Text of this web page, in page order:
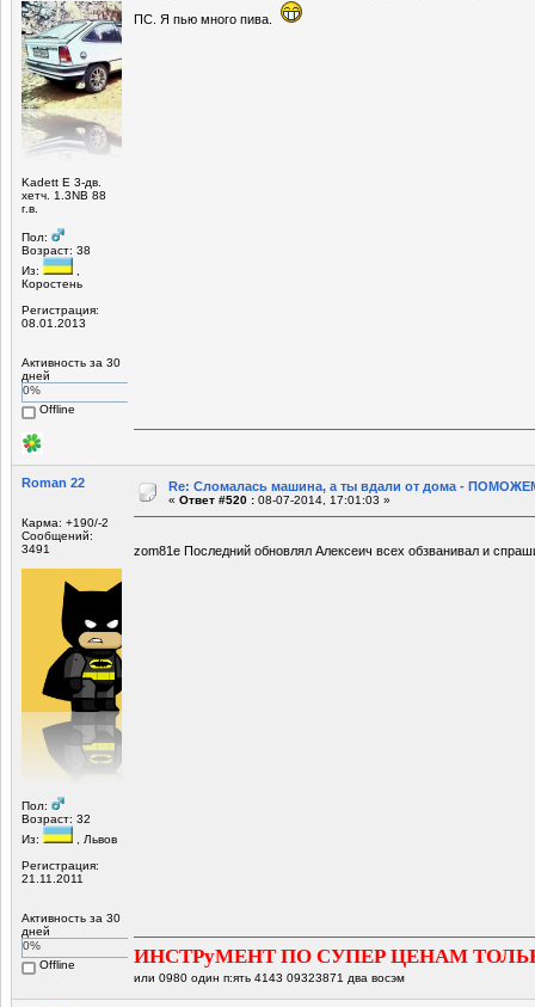
Kadett E 3-дв.
хетч. 1.3NB 88
г.в.
Пол:
Возраст: 38
Из:
Коростень
Регистрация:
08.01.2013
Активность за 30
дней
0%
Offline
ПС. Я пью много пива.
Roman 22
Карма: +190/-2
Сообщений:
3491
Пол:
Возраст: 32
Из:
, Львов
Регистрация:
21.11.2011
Активность за 30
дней
0%
Offline
Re: Сломалась машина, а ты вдали от дома -
« Ответ #520 : 08-07-2014, 17:01:03 »
zom81e Последний обновлял Алексеич всех обзванивал и
ИНСТРуМЕНТ ПО СУПЕР ЦЕНАМ
или 0980 один п:ять 4143 09323871 два восэм